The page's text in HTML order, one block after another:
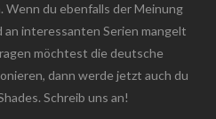
Wenn du ebenfalls der Meinung
an interessanten Serien mangelt
möchtest die deutsche
dann werde jetzt auch du
Schreib uns an!